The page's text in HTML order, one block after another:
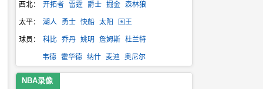
西北： 开拓者 雷霆 爵士 掘金 森林狼
太平： 湖人 勇士 快船 太阳 国王
球员： 科比 乔丹 姚明 詹姆斯 杜兰特
韦德 霍华德 纳什 麦迪 奥尼尔
NBA录像